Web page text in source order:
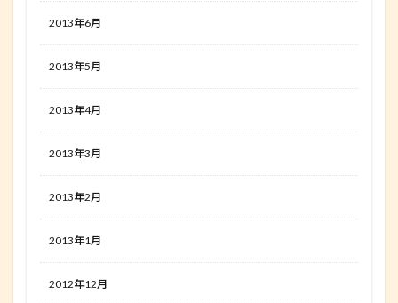
2013年6月
2013年5月
2013年4月
2013年3月
2013年2月
2013年1月
2012年12月